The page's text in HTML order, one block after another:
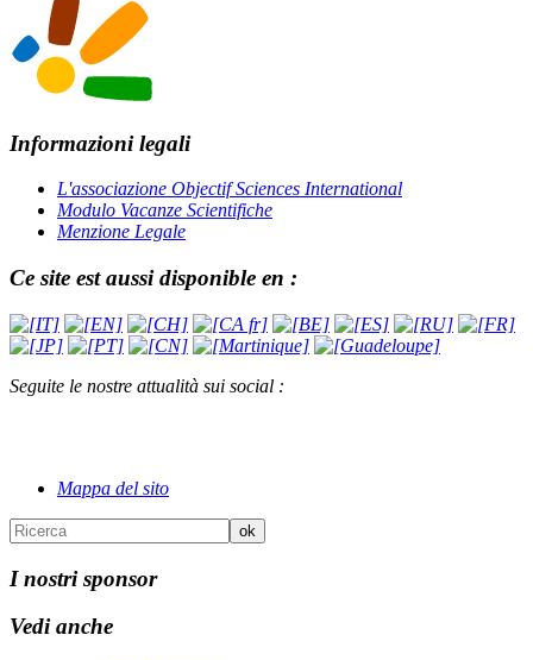
Informazioni legali
L'associazione Objectif Sciences International
Modulo Vacanze Scientifiche
Menzione Legale
Ce site est aussi disponible en :
Seguite le nostre attualità sui social :
Mappa del sito
I nostri sponsor
Vedi anche